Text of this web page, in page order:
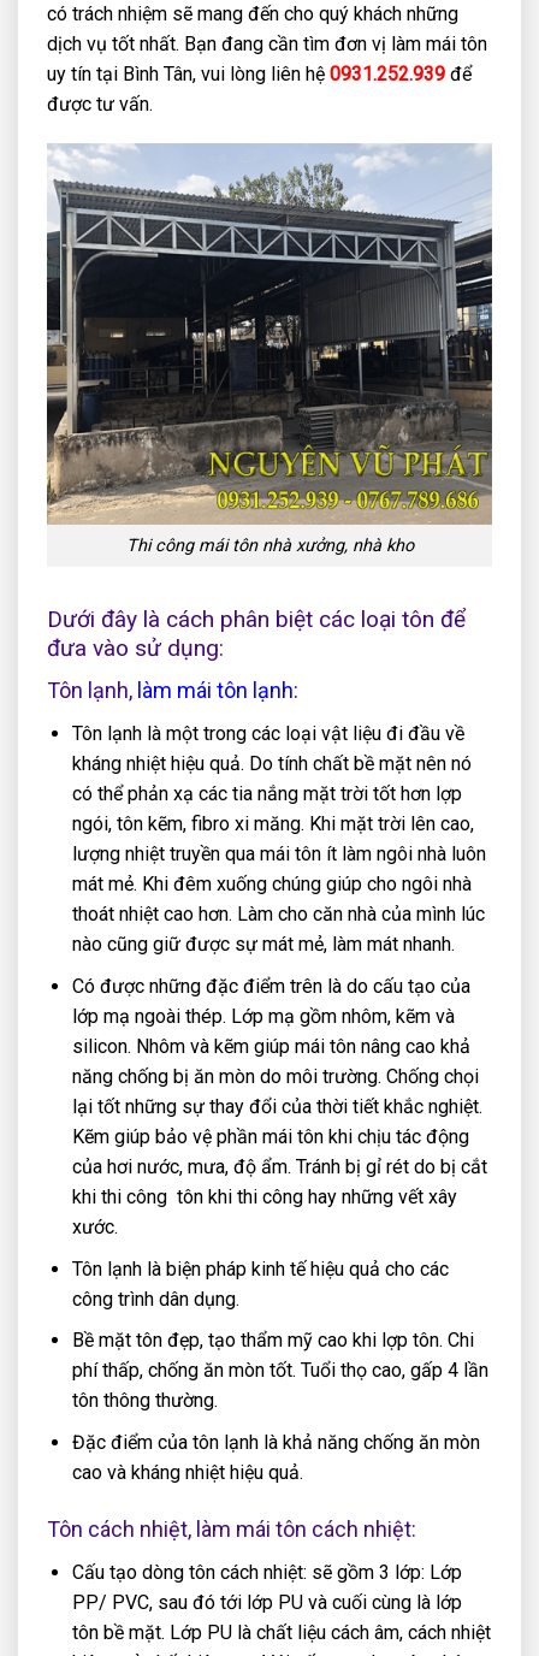
có trách nhiệm sẽ mang đến cho quý khách những
dịch vụ tốt nhất. Bạn đang cần tìm đơn vị làm mái tôn
uy tín tại Bình Tân, vui lòng liên hệ 0931.252.939 để
được tư vấn.
Thi công mái tôn nhà xưởng, nhà kho
Dưới đây là cách phân biệt các loại tôn để
đưa vào sử dụng:
Tôn lạnh, làm mái tôn lạnh:
Tôn lạnh là một trong các loại vật liệu đi đầu về
kháng nhiệt hiệu quả. Do tính chất bề mặt nên nó
có thể phản xạ các tia nắng mặt trời tốt hơn lợp
ngói, tôn kẽm, fibro xi măng. Khi mặt trời lên cao,
lượng nhiệt truyền qua mái tôn ít làm ngôi nhà luôn
mát mẻ. Khi đêm xuống chúng giúp cho ngôi nhà
thoát nhiệt cao hơn. Làm cho căn nhà của mình lúc
nào cũng giữ được sự mát mẻ, làm mát nhanh.
Có được những đặc điểm trên là do cấu tạo của
lớp mạ ngoài thép. Lớp mạ gồm nhôm, kẽm và
silicon. Nhôm và kẽm giúp mái tôn nâng cao khả
năng chống bị ăn mòn do môi trường. Chống chọi
lại tốt những sự thay đổi của thời tiết khắc nghiệt.
Kẽm giúp bảo vệ phần mái tôn khi chịu tác động
của hơi nước, mưa, độ ẩm. Tránh bị gỉ rét do bị cắt
khi thi công tôn khi thi công hay những vết xây
xước.
Tôn lạnh là biện pháp kinh tế hiệu quả cho các
công trình dân dụng.
Bề mặt tôn đẹp, tạo thẩm mỹ cao khi lợp tôn. Chi
phí thấp, chống ăn mòn tốt. Tuổi thọ cao, gấp 4 lần
tôn thông thường.
Đặc điểm của tôn lạnh là khả năng chống ăn mòn
cao và kháng nhiệt hiệu quả.
Tôn cách nhiệt, làm mái tôn cách nhiệt:
Cấu tạo dòng tôn cách nhiệt: sẽ gồm 3 lớp: Lớp
PP/ PVC, sau đó tới lớp PU và cuối cùng là lớp
tôn bề mặt. Lớp PU là chất liệu cách âm, cách nhiệt